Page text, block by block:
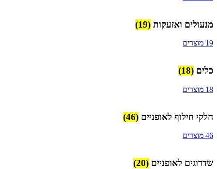
מנעולים ואזעקות (19)
19 מוצרים
כלים (18)
18 מוצרים
חלקי חילוף לאופניים (46)
46 מוצרים
שדרוגים לאופניים (20)